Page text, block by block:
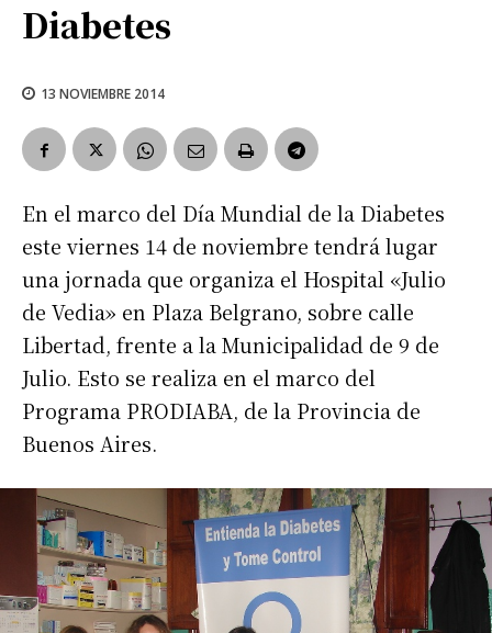
Diabetes
13 NOVIEMBRE 2014
En el marco del Día Mundial de la Diabetes
este viernes 14 de noviembre tendrá lugar
una jornada que organiza el Hospital «Julio
de Vedia» en Plaza Belgrano, sobre calle
Libertad, frente a la Municipalidad de 9 de
Julio. Esto se realiza en el marco del
Programa PRODIABA, de la Provincia de
Buenos Aires.